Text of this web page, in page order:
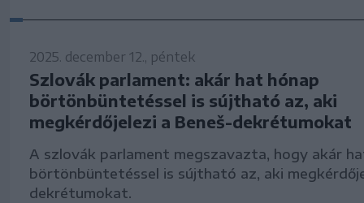
2025. december 12., péntek
Szlovák parlament: akár hat hónap
börtönbüntetéssel is sújtható az, aki
megkérdőjelezi a Beneš-dekrétumokat
A szlovák parlament megszavazta, hogy akár
börtönbüntetéssel is sújtható az, aki
dekrétumokat.